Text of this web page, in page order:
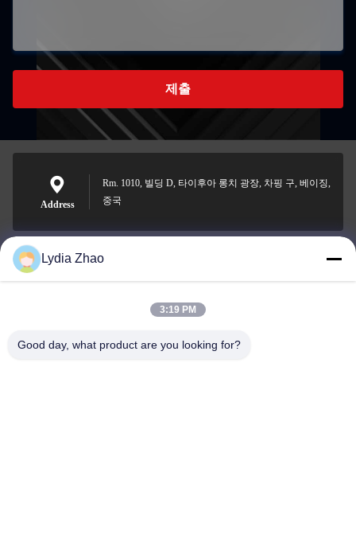
제출
Address
Rm. 1010, 빌딩 D, 타이후아 롱치 광장, 차핑 구, 베이징,
중국
jesingd@vip.sina.com
Lydia Zhao
3:19 PM
Good day, what product are you looking for?